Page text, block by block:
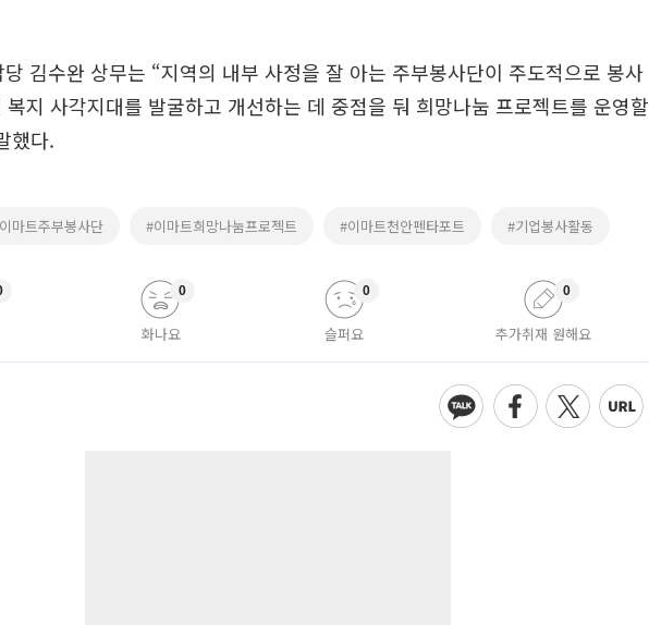
당 김수완 상무는 “지역의 내부 사정을 잘 아는 주부봉사단이 주도적으로 봉사
지 사각지대를 발굴하고 개선하는 데 중점을 둬 희망나눔 프로젝트를 운영할
했다.
마트주부봉사단 #이마트희망나눔프로젝트 #이마트천안펜타포트 #기업봉사활동
화나요
0
슬퍼요
0
추가취재 원해요
0